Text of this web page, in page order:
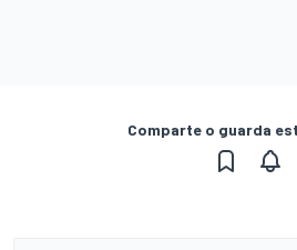
Comparte o guarda